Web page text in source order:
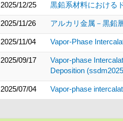
2025/12/25
黒鉛系材料における
2025/11/26 アルカリ金属－黒鉛
2025/11/04 Vapor-Phase
2025/09/17
Vapor-phase
Deposition
2025/07/04 Vapor-phase